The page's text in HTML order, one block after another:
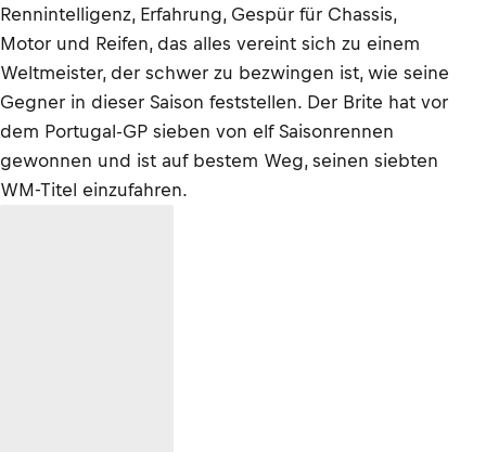
Rennintelligenz, Erfahrung, Gespür für Chassis,
Motor und Reifen, das alles vereint sich zu einem
Weltmeister, der schwer zu bezwingen ist, wie seine
Gegner in dieser Saison feststellen. Der Brite hat vor
dem Portugal-GP sieben von elf Saisonrennen
gewonnen und ist auf bestem Weg, seinen siebten
WM-Titel einzufahren.